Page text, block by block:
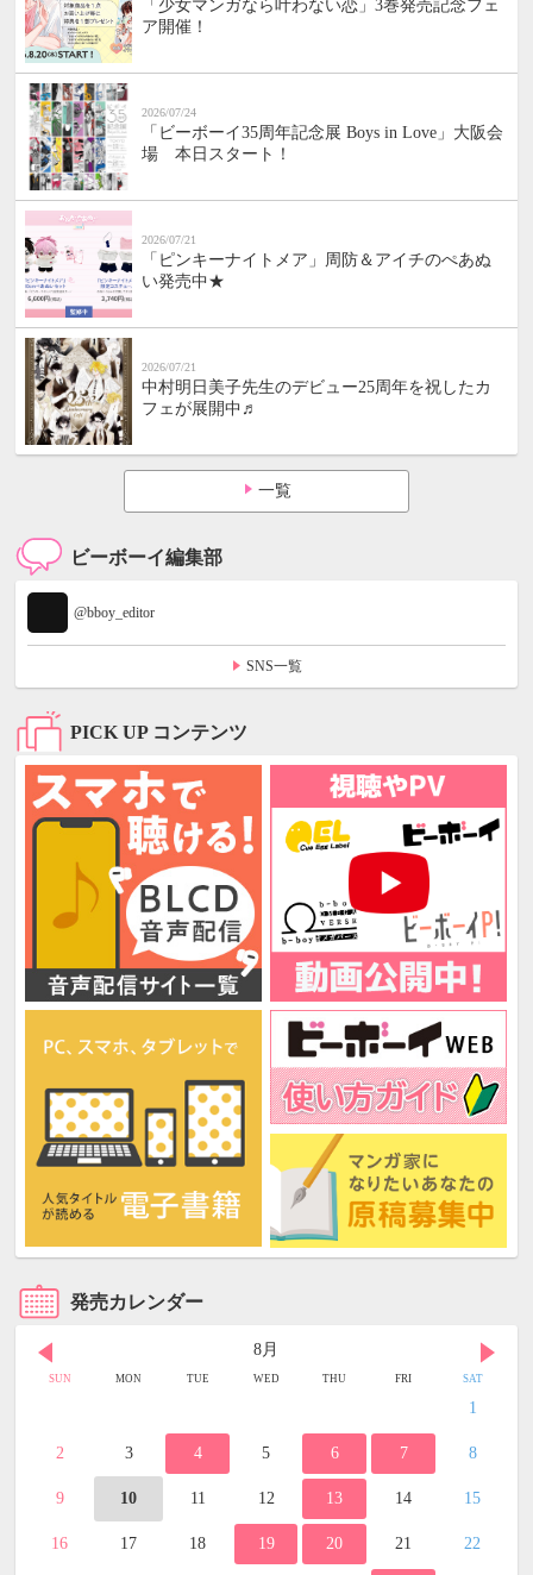
「少女マンガなら叶わない恋」3巻発売記念フェ
ア開催！
2026/07/24
「ビーボーイ35周年記念展 Boys in Love」大阪会
場 本日スタート！
2026/07/21
「ピンキーナイトメア」周防＆アイチのぺあぬ
い発売中★
2026/07/21
中村明日美子先生のデビュー25周年を祝したカ
フェが展開中♬
一覧
ビーボーイ編集部
@bboy_editor
SNS一覧
PICK UP コンテンツ
発売カレンダー
8月
SUN MON TUE WED THU FRI SAT
1
2 3 4 5 6 7 8
9 10 11 12 13 14 15
16 17 18 19 20 21 22